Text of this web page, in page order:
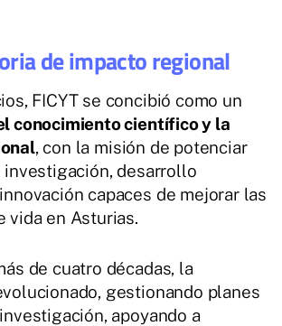
de impacto regional
FICYT se concibió como un
conocimiento científico y la
, con la misión de potenciar
investigación, desarrollo
capaces de mejorar las
vida en Asturias.
de cuatro décadas, la
gestionando planes
apoyando a